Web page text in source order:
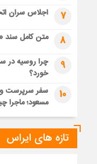
7 اجلاس سران
8 متن کامل سند
9
چرا روسیه در
خورد؟
10
سفر سرپرست
مسعود؛ ماجرا
تازه های ایراس